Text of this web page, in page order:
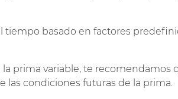
basado en factores
prima variable, te recomendamos
las condiciones futuras de la prima.